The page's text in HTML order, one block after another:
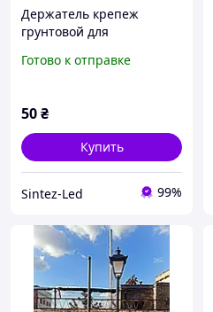
Держатель крепеж
грунтовой для
светильников Код.59258
Готово к отправке
50₴
Купить
Sintez-Led 99%